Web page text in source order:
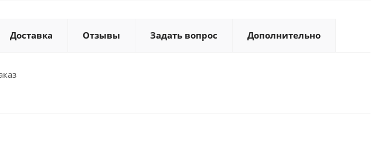
Доставка Отзывы Задать вопрос Дополнительно